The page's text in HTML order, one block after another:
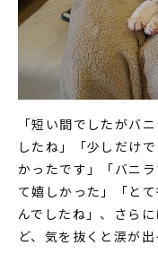
「短い間でしたがバ
したね」「少しだけ
かったです」「バニ
て嬉しかった」「と
んでしたね」、さら
ど、気を抜くと涙が